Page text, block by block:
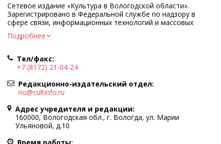
Сетевое издание «Культура в Вологодской области».
Зарегистрировано в Федеральной службе по надзору в
сфере связи, информационных технологий и массовых
коммуникаций.
Регистрационный номер и дата принятия решения о
Учредитель КУ ВО «Информационно-аналитический центр
культуры»
Адрес учредителя и редакции: 160000, Вологодская обл., г.
Вологда, ул. Марии Ульяновой, д.10
Главный редактор — Легчанова Елена Григорьевна
Политика в отношении обработки персональных данных
При полном или частичном использовании информации
портала гиперссылка на cultinfo.ru обязательна.
Подробнее
Тел/факс:
+7 (8172) 21-04-24
Редакционно-издательский отдел:
rio@cultinfo.ru
Адрес учредителя и редакции:
160000, Вологодская обл., г. Вологда, ул. Марии
Ульяновой, д.10